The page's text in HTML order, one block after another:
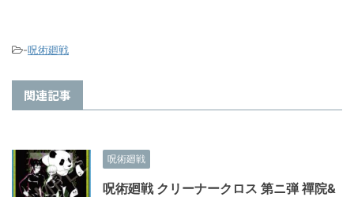
-呪術廻戦
関連記事
呪術廻戦
呪術廻戦 クリーナークロス 第ニ弾 禪院&